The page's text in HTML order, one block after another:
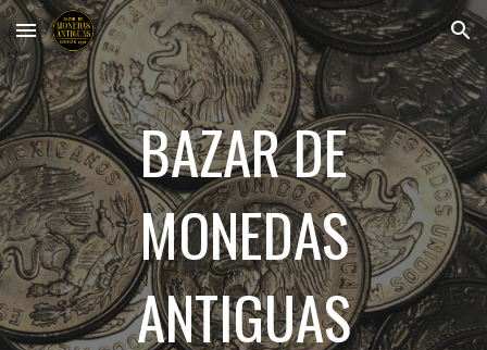
Skip to main content Skip to navigation
BAZAR DE
MONEDAS
ANTIGUAS